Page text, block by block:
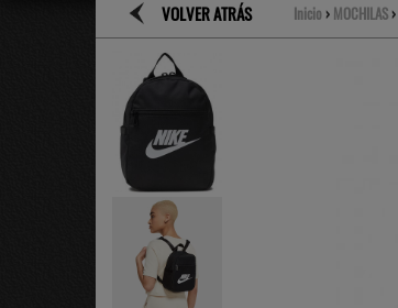
VOLVER ATRÁS Inicio › MOCHILAS ›